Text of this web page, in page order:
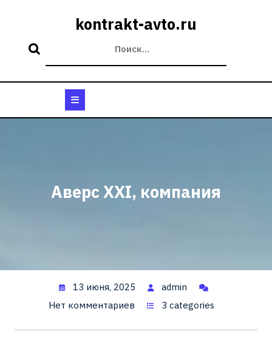
kontrakt-avto.ru
Аверс ХХI, компания
13 июня, 2025
admin
Нет комментариев
3 categories